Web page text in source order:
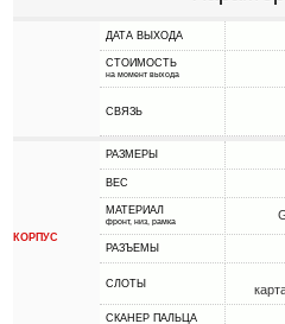
ДАТА ВЫХОДА
СТОИМОСТЬ
на момент выхода
СВЯЗЬ
КОРПУС
РАЗМЕРЫ
ВЕС
МАТЕРИАЛ
фронт, низ, рамка
РАЗЪЕМЫ
СЛОТЫ
СКАНЕР ПАЛЬЦА